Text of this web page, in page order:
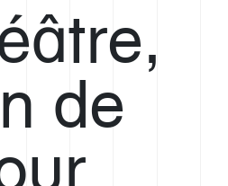
de